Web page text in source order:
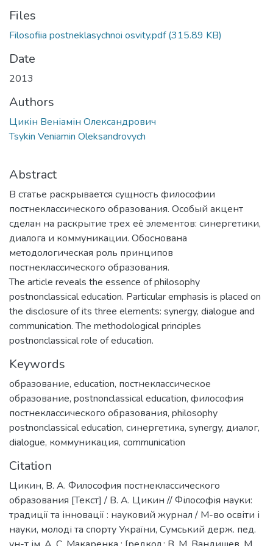
Files
Filosofiia postneklasychnoi osvity.pdf(315.89 KB)
Date
2013
Authors
Цикін Веніамін Олександрович
Tsykin Veniamin Oleksandrovych
Abstract
В статье раскрывается сущность философии
постнеклассического образования. Особый акцент
сделан на раскрытие трех её элементов: синергетики,
диалога и коммуникации. Обоснована
методологическая роль принципов
постнеклассического образования.
The article reveals the essence of philosophy
postnonclassical education. Particular emphasis is placed on
the disclosure of its three elements: synergy, dialogue and
communication. The methodological principles
postnonclassical role of education.
Keywords
образование, education, постнеклассическое
образование, postnonclassical education, философия
постнеклассического образования, philosophy
postnonclassical education, синергетика, synergy, диалог,
dialogue, коммуникация, communication
Citation
Цикин, В. А. Философия постнеклассического
образования [Текст] / В. А. Цикин // Філософія науки:
традиції та інновації : науковий журнал / М-во освіти і
науки, молоді та спорту України, Сумський держ. пед.